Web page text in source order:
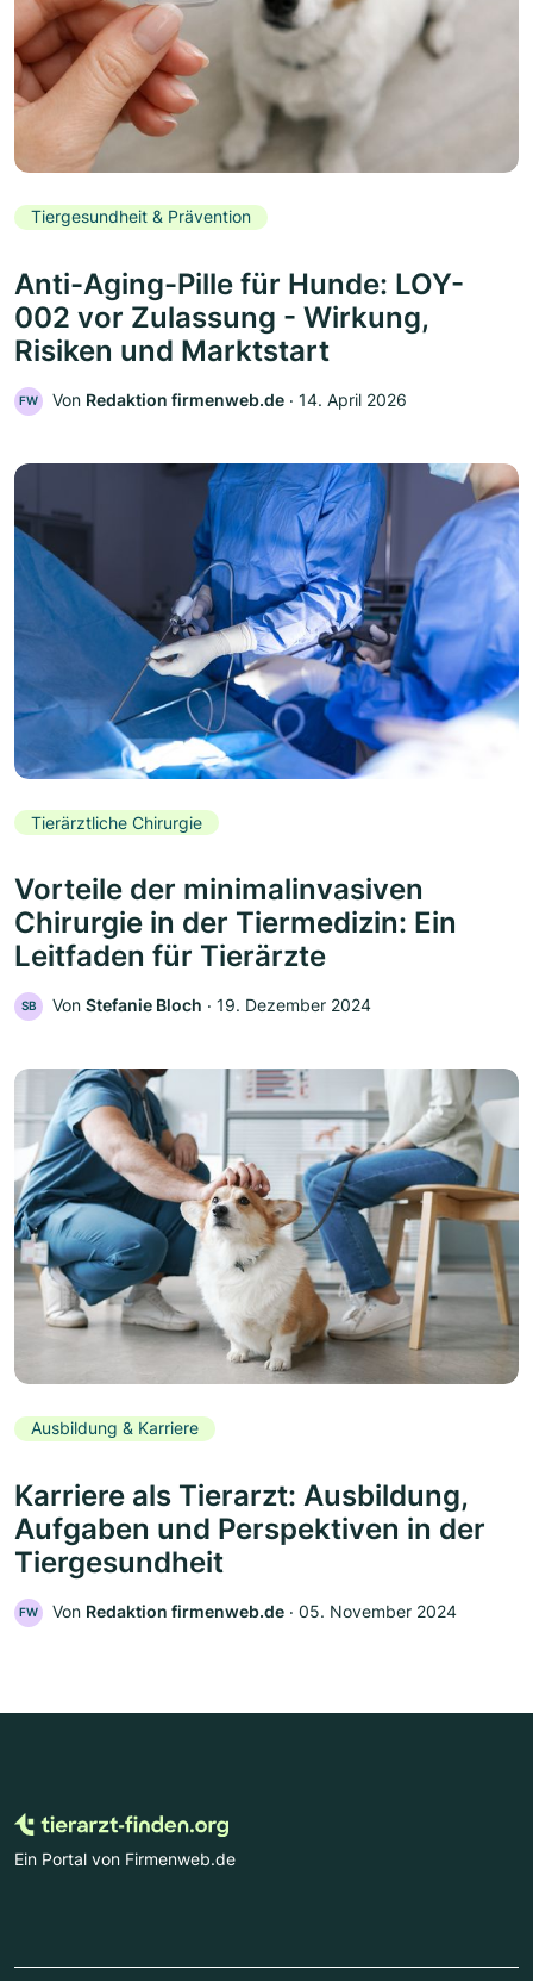
Tiergesundheit & Prävention
Anti-Aging-Pille für Hunde: LOY-
002 vor Zulassung - Wirkung,
Risiken und Marktstart
FW Von Redaktion firmenweb.de ‧ 14. April 2026
Tierärztliche Chirurgie
Vorteile der minimalinvasiven
Chirurgie in der Tiermedizin: Ein
Leitfaden für Tierärzte
SB Von Stefanie Bloch ‧ 19. Dezember 2024
Ausbildung & Karriere
Karriere als Tierarzt: Ausbildung,
Aufgaben und Perspektiven in der
Tiergesundheit
FW Von Redaktion firmenweb.de ‧ 05. November 2024
Ein Portal von Firmenweb.de